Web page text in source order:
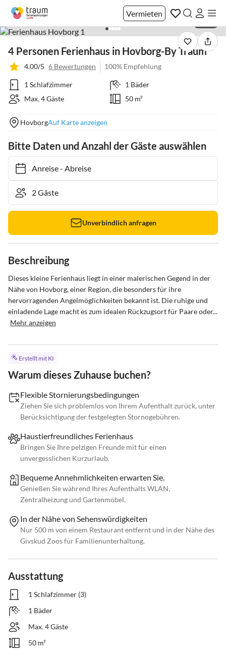
Vermieten
4 Personen Ferienhaus in Hovborg-By Traum
4.00/5 6 Bewertungen 100% Empfehlung
1 Schlafzimmer
1 Bäder
Max. 4 Gäste
50 m²
HovborgAuf Karte anzeigen
Bitte Daten und Anzahl der Gäste auswählen
Anreise- Abreise
Unverbindlich anfragen
Beschreibung
Dieses kleine Ferienhaus liegt in einer malerischen Gegend in der
Nähe von Hovborg, einer Region, die besonders für ihre
hervorragenden Angelmöglichkeiten bekannt ist. Die ruhige und
einladende Lage macht es zum idealen Rückzugsort für Paare oder...
Mehr anzeigen
Erstellt mit KI
Warum dieses Zuhause buchen?
Flexible Stornierungsbedingungen
Ziehen Sie sich problemlos von Ihrem Aufenthalt zurück, unter
Berücksichtigung der festgelegten Stornogebühren.
Haustierfreundliches Ferienhaus
Bringen Sie Ihre pelzigen Freunde mit für einen
unvergesslichen Kurzurlaub.
Bequeme Annehmlichkeiten erwarten Sie.
Genießen Sie während Ihres Aufenthalts WLAN,
Zentralheizung und Gartenmöbel.
In der Nähe von Sehenswürdigkeiten
Nur 500 m von einem Restaurant entfernt und in der Nähe des
Givskud Zoos für Familienunterhaltung.
Ausstattung
1 Schlafzimmer (3)
1 Bäder
Max. 4 Gäste
50 m²